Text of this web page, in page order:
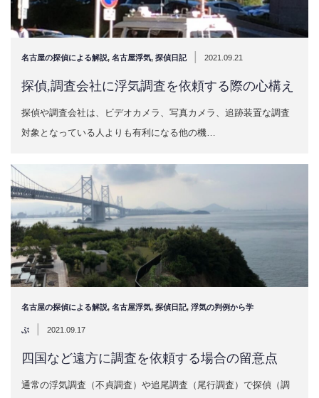
名古屋の探偵による解説, 名古屋浮気, 探偵日記 2021.09.21
探偵,調査会社に浮気調査を依頼する際の心構え
探偵や調査会社は、ビデオカメラ、写真カメラ、追跡装置な調査
対象となっている人よりも有利になる他の機…
名古屋の探偵による解説, 名古屋浮気, 探偵日記, 浮気の判例から学
ぶ 2021.09.17
四国など遠方に調査を依頼する場合の留意点
通常の浮気調査（不貞調査）や追尾調査（尾行調査）で探偵（調